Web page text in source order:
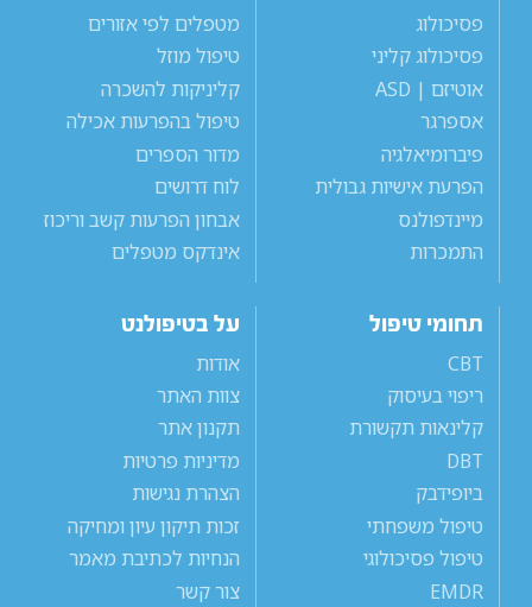
פסיכולוג
פסיכולוג קליני
אוטיזם | ASD
אספרגר
פיברומיאלגיה
הפרעת אישיות גבולית
מיינדפולנס
התמכרות
מטפלים לפי אזורים
טיפול מוזל
קליניקות להשכרה
טיפול בהפרעות אכילה
מדור הספרים
לוח דרושים
אבחון הפרעות קשב וריכוז
אינדקס מטפלים
תחומי טיפול
CBT
ריפוי בעיסוק
קלינאות תקשורת
DBT
ביופידבק
טיפול משפחתי
טיפול פסיכולוגי
EMDR
על בטיפולנט
אודות
צוות האתר
תקנון אתר
מדיניות פרטיות
הצהרת נגישות
זכות תיקון עיון ומחיקה
הנחיות לכתיבת מאמר
צור קשר